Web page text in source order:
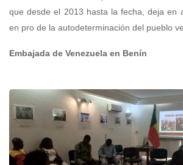
que desde el 2013 hasta la fecha, deja en
en pro de la autodeterminación del pueblo
Embajada de Venezuela en Benín